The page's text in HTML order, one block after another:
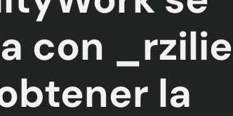
con
la